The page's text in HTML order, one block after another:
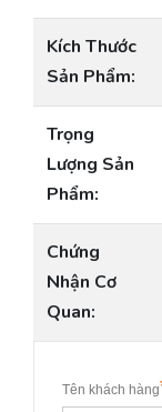
Kích Thước
Sản Phẩm:
Trọng
Lượng Sản
Phẩm:
Chứng
Nhận Cơ
Quan: